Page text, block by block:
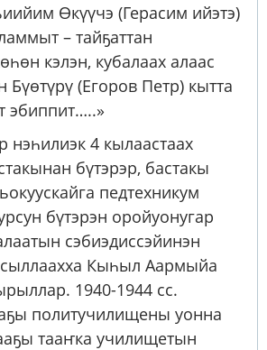
Өкүүчэ (Герасим ийэтэ)
– тайҕаттан
кэлэн, кубалаах алаас
Бүөтүрү (Егоров Петр) кытта
эбиппит…..»
нэһилиэк 4 кылаастаах
бүтэрэр, бастакы
педтехникум
бүтэрэн оройуонугар
сэбиэдиссэйинэн
Кыһыл Аармыйа
1940-1944 сс.
политучилищены уонна
тааҥка училищетын